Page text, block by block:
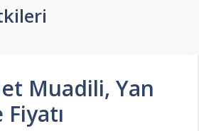
Muadili, Yan